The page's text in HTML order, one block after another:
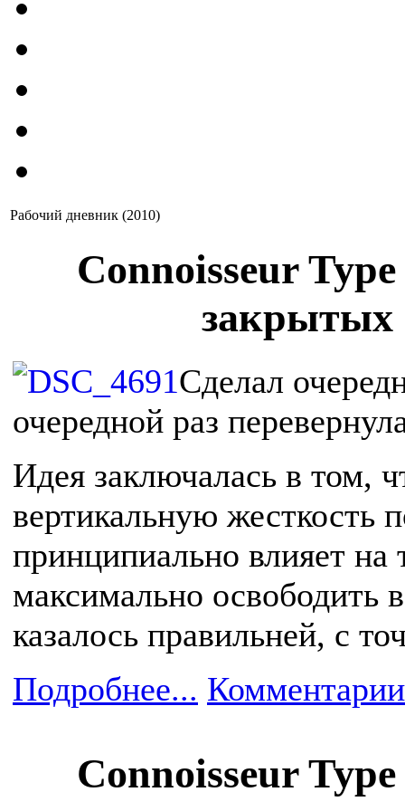
Рабочий дневник (2010)
Connoisseur
закрытых
Сделал
очередной раз
Идея заключалась в том,
вертикальную жесткость
принципиально влияет на
максимально освободить
казалось правильней, с
Подробнее...
Connoisseur